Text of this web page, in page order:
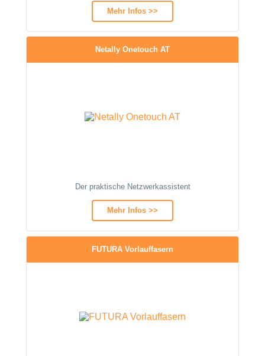
Mehr Infos >>
Netally Onetouch AT
Der praktische Netzwerkassistent
Mehr Infos >>
FUTURA Vorlauffasern